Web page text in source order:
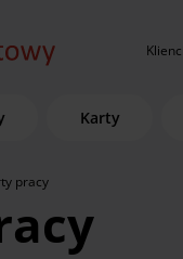
Karty
pracy